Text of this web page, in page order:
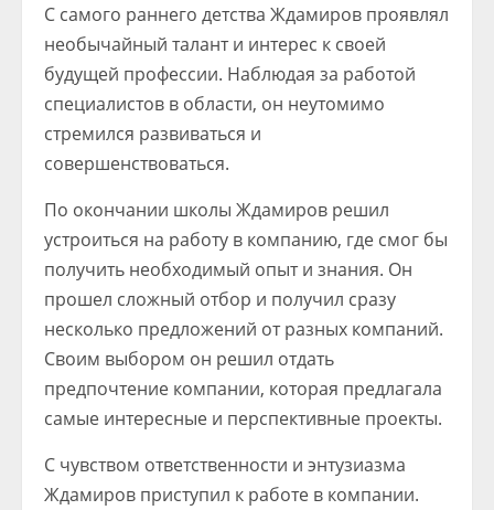
С самого раннего детства Ждамиров проявлял
необычайный талант и интерес к своей
будущей профессии. Наблюдая за работой
специалистов в области, он неутомимо
стремился развиваться и
совершенствоваться.
По окончании школы Ждамиров решил
устроиться на работу в компанию, где смог бы
получить необходимый опыт и знания. Он
прошел сложный отбор и получил сразу
несколько предложений от разных компаний.
Своим выбором он решил отдать
предпочтение компании, которая предлагала
самые интересные и перспективные проекты.
С чувством ответственности и энтузиазма
Ждамиров приступил к работе в компании.